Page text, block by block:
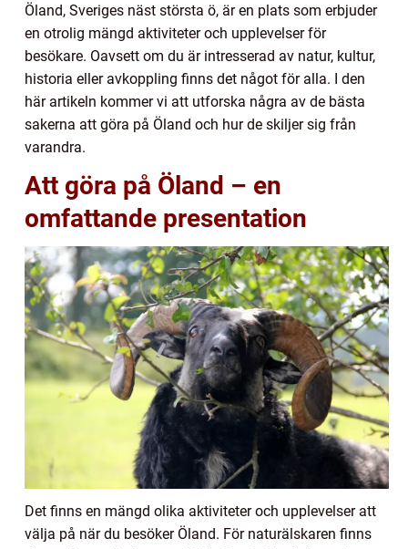
Öland, Sveriges näst största ö, är en plats som erbjuder
en otrolig mängd aktiviteter och upplevelser för
besökare. Oavsett om du är intresserad av natur, kultur,
historia eller avkoppling finns det något för alla. I den
här artikeln kommer vi att utforska några av de bästa
sakerna att göra på Öland och hur de skiljer sig från
varandra.
Att göra på Öland – en
omfattande presentation
Det finns en mängd olika aktiviteter och upplevelser att
välja på när du besöker Öland. För naturälskaren finns